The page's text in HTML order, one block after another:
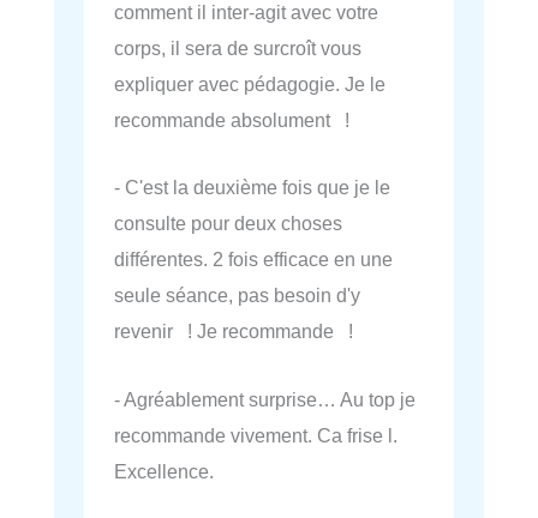
comment il inter-agit avec votre
corps, il sera de surcroît vous
expliquer avec pédagogie. Je le
recommande absolument !
- C'est la deuxième fois que je le
consulte pour deux choses
différentes. 2 fois efficace en une
seule séance, pas besoin d'y
revenir ! Je recommande !
- Agréablement surprise… Au top je
recommande vivement. Ca frise l.
Excellence.